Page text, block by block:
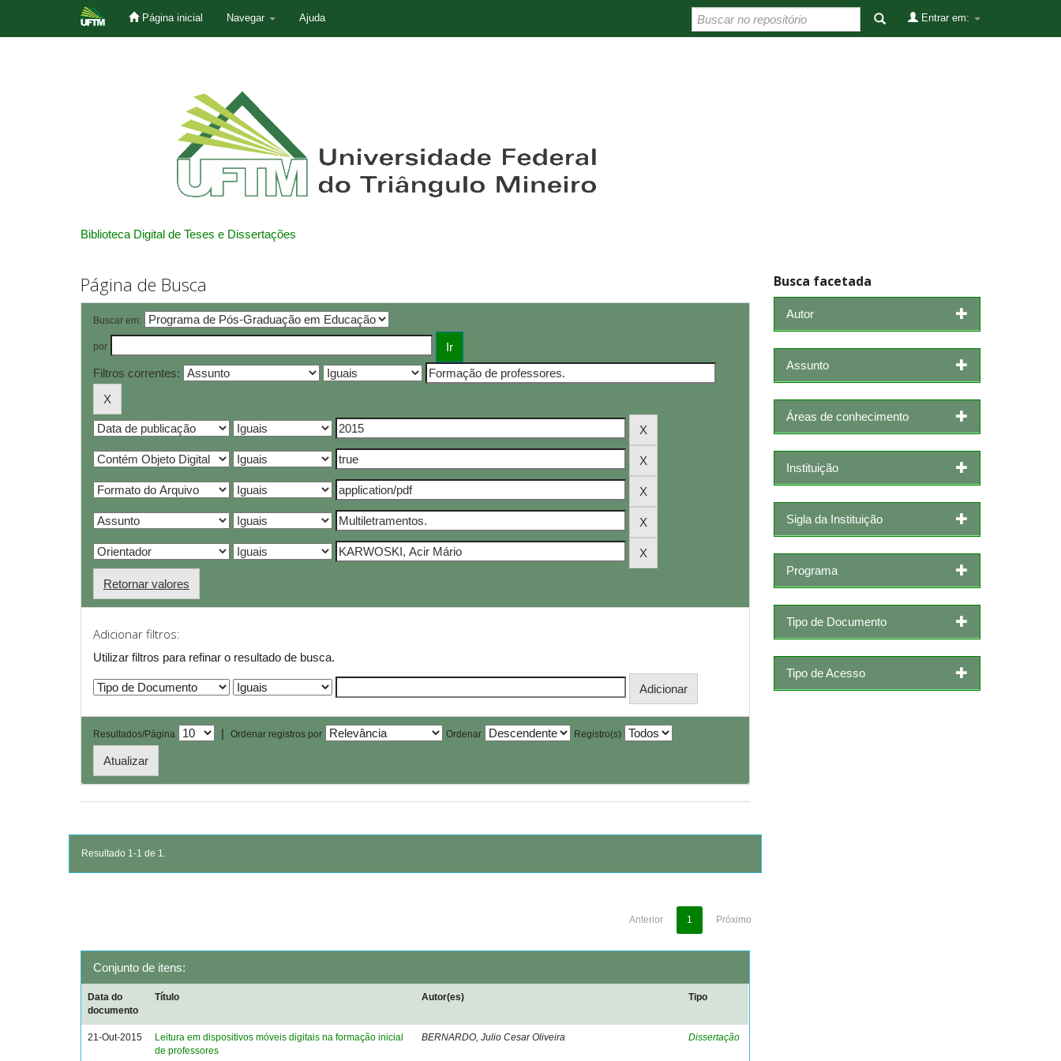
Página inicial Navegar Ajuda Entrar em:
Biblioteca Digital de Teses e Dissertações
Página de Busca
Buscar em:
por
Filtros correntes:
Retornar valores
Adicionar filtros:
Utilizar filtros para refinar o resultado de busca.
Resultados/Página | Ordenar registros por Ordenar Registro(s)
Resultado 1-1 de 1.
Anterior 1 Próximo
Conjunto de itens:
Data do
documento
Título Autor(es) Tipo
21-Out-2015
Leitura em dispositivos móveis digitais na formação inicial
de professores
BERNARDO, Julio Cesar Oliveira Dissertação
Busca facetada
Autor
Assunto
Áreas de conhecimento
Instituição
Sigla da Instituição
Programa
Tipo de Documento
Tipo de Acesso